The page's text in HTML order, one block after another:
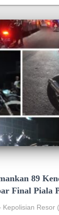
89
Final Piala
Kepolisian Resor